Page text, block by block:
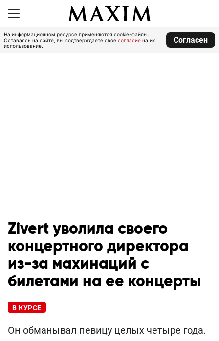
На информационном ресурсе применяются cookie-файлы.
Оставаясь на сайте, вы подтверждаете свое согласие на их
использование.
Согласен
Zivert уволила своего
концертного директора
из-за махинаций с
билетами на ее концерты
В КУРСЕ
Он обманывал певицу целых четыре года.